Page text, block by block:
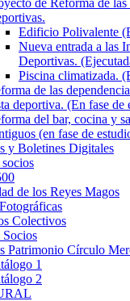
Edificio Polivalente
Nueva entrada a las
Deportivas.
Piscina climatizada.
de las
deportiva. (En fase de
del bar, cocina y
(en fase de
y Boletines Digitales
de los Reyes Magos
Colectivos
Socios
Patrimonio Círculo
1
2